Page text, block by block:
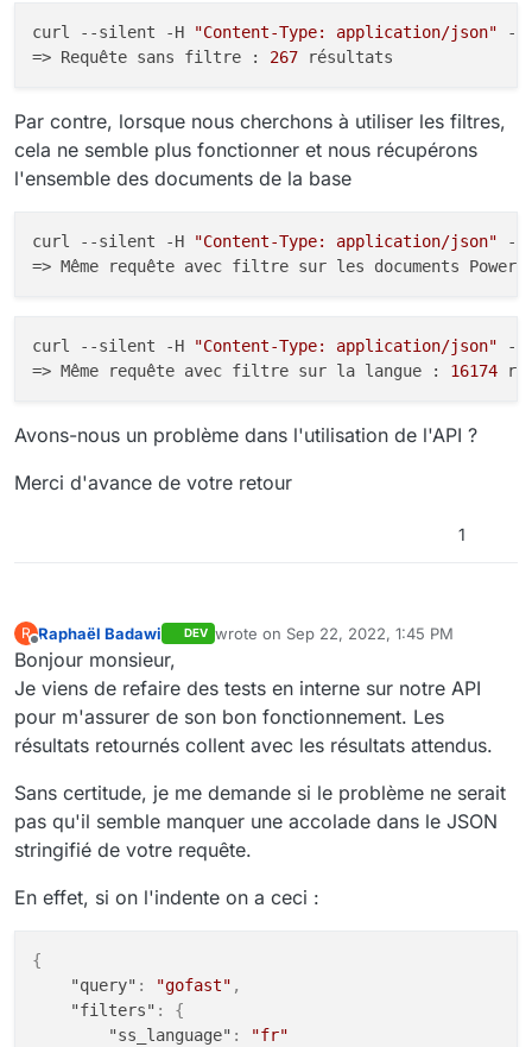
curl --silent -H "Content-Type: application/json" -
=> Requête sans filtre : 267
Par contre, lorsque nous cherchons à utiliser les filtres,
cela ne semble plus fonctionner et nous récupérons
l'ensemble des documents de la base
curl --silent -H "Content-Type: application/json" -
=> Même requête avec filtre sur les documents
curl --silent -H "Content-Type: application/json" -
=> Même requête avec filtre sur la langue : 16174 ré
Avons-nous un problème dans l'utilisation de l'API ?
Merci d'avance de votre retour
1
R
Offline
Raphaël Badawi DEV wrote on Sep 22, 2022, 1:45 PM
last edited by
Bonjour monsieur,
Je viens de refaire des tests en interne sur notre API
pour m'assurer de son bon fonctionnement. Les
résultats retournés collent avec les résultats attendus.
Sans certitude, je me demande si le problème ne serait
pas qu'il semble manquer une accolade dans le JSON
stringifié de votre requête.
En effet, si on l'indente on a ceci :
{
"query" : "gofast" ,
"filters" :
{
"ss_language" :
"fr"